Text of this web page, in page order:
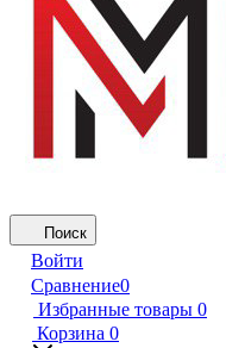
Поиск
Войти
Сравнение0
Избранные товары 0
Корзина 0